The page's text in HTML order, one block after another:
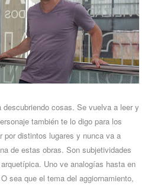
cosas. Se vuelva a leer y
también te lo digo para los
por distintos lugares y nunca va a
de estas obras. Son subjetividades
Uno ve analogías hasta en
sea que el tema del aggiornamiento,